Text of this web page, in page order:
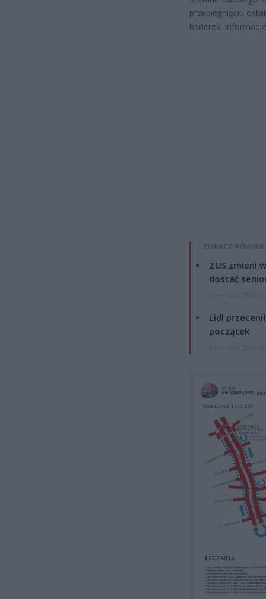
przebiegnięciu
barierek.
ZOBACZ
ZUS zmieni
dostać
Lidl
początek